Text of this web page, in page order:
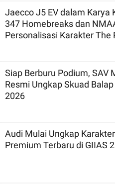
Jaecco J5 EV dalam Karya
347 Homebreaks dan
Personalisasi Karakter The
Siap Berburu Podium, SAV
Resmi Ungkap Skuad
2026
Audi Mulai Ungkap
Premium Terbaru di GIIAS